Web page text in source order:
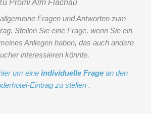
Promi Alm Flachau
Fragen und Antworten zum
Stellen Sie eine Frage, wenn Sie ein
Anliegen haben, das auch andere
interessieren könnte.
um eineindividuelle Frage an den
Eintrag zu stellen .